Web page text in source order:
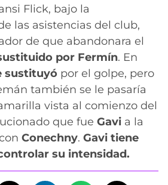
Flick, bajo la
las asistencias del club,
de que abandonara el
por Fermín. En
sustituyó por el golpe, pero
también se le pasaría
vista al comienzo del
que fue Gavi a la
Conechny. Gavi tiene
su intensidad.